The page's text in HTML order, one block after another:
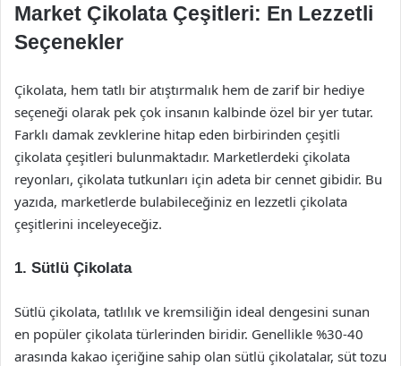
Market Çikolata Çeşitleri: En Lezzetli
Seçenekler
Çikolata, hem tatlı bir atıştırmalık hem de zarif bir hediye
seçeneği olarak pek çok insanın kalbinde özel bir yer tutar.
Farklı damak zevklerine hitap eden birbirinden çeşitli
çikolata çeşitleri bulunmaktadır. Marketlerdeki çikolata
reyonları, çikolata tutkunları için adeta bir cennet gibidir. Bu
yazıda, marketlerde bulabileceğiniz en lezzetli çikolata
çeşitlerini inceleyeceğiz.
1. Sütlü Çikolata
Sütlü çikolata, tatlılık ve kremsiliğin ideal dengesini sunan
en popüler çikolata türlerinden biridir. Genellikle %30-40
arasında kakao içeriğine sahip olan sütlü çikolatalar, süt tozu